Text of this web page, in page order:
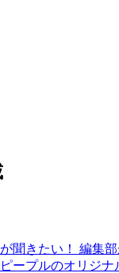
聞きたい！ 編集
ープルのオリジナ